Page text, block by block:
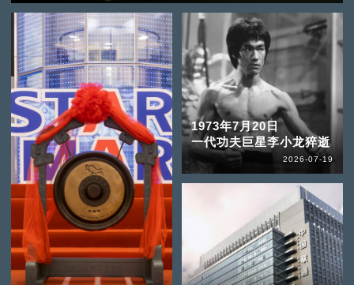
1973年7月20日
一代功夫巨星李小龙猝逝
2026-07-19